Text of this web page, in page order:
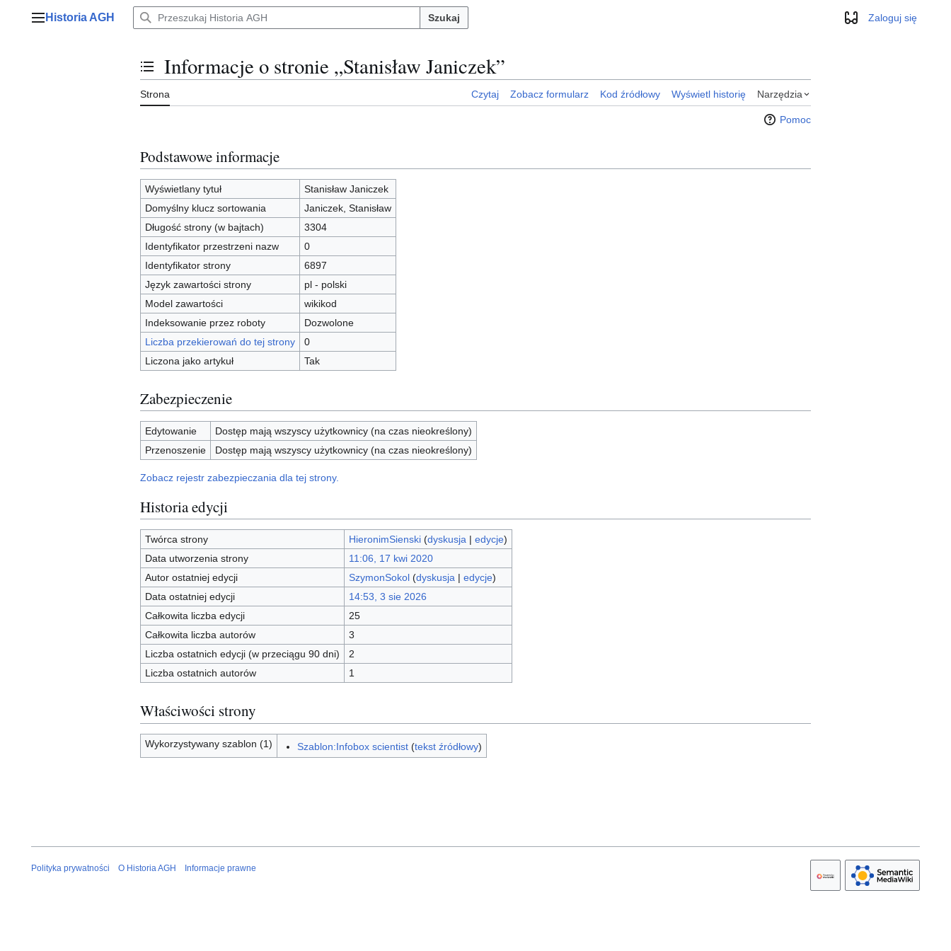
Menu główne
Historia AGH Szukaj WyglądZaloguj się
Przełącz stan spisu treści
Informacje o stronie „Stanisław Janiczek”
Strona Czytaj Zobacz formularz Kod źródłowy Wyświetl historię Narzędzia
Pomoc
Podstawowe informacje
Wyświetlany tytuł
Stanisław Janiczek
Domyślny klucz sortowania
Janiczek, Stanisław
Długość strony (w bajtach)
3304
Identyfikator przestrzeni nazw
0
Identyfikator strony
6897
Język zawartości strony
pl - polski
Model zawartości
wikikod
Indeksowanie przez roboty
Dozwolone
Liczba przekierowań do tej strony
0
Liczona jako artykuł
Tak
Zabezpieczenie
Edytowanie
Dostęp mają wszyscy użytkownicy (na czas nieokreślony)
Przenoszenie
Dostęp mają wszyscy użytkownicy (na czas nieokreślony)
Zobacz rejestr zabezpieczania dla tej strony.
Historia edycji
Twórca strony HieronimSienski (dyskusja| edycje)
Data utworzenia strony
11:06, 17 kwi 2020
Autor ostatniej edycji
SzymonSokol (dyskusja| edycje)
Data ostatniej edycji
14:53, 3 sie 2026
Całkowita liczba edycji
25
Całkowita liczba autorów
3
Liczba ostatnich edycji (w przeciągu 90 dni)
2
Liczba ostatnich autorów
1
Właściwości strony
Wykorzystywany szablon (1) Szablon:Infobox scientist(tekst źródłowy)
Polityka prywatności O Historia AGH Informacje prawne